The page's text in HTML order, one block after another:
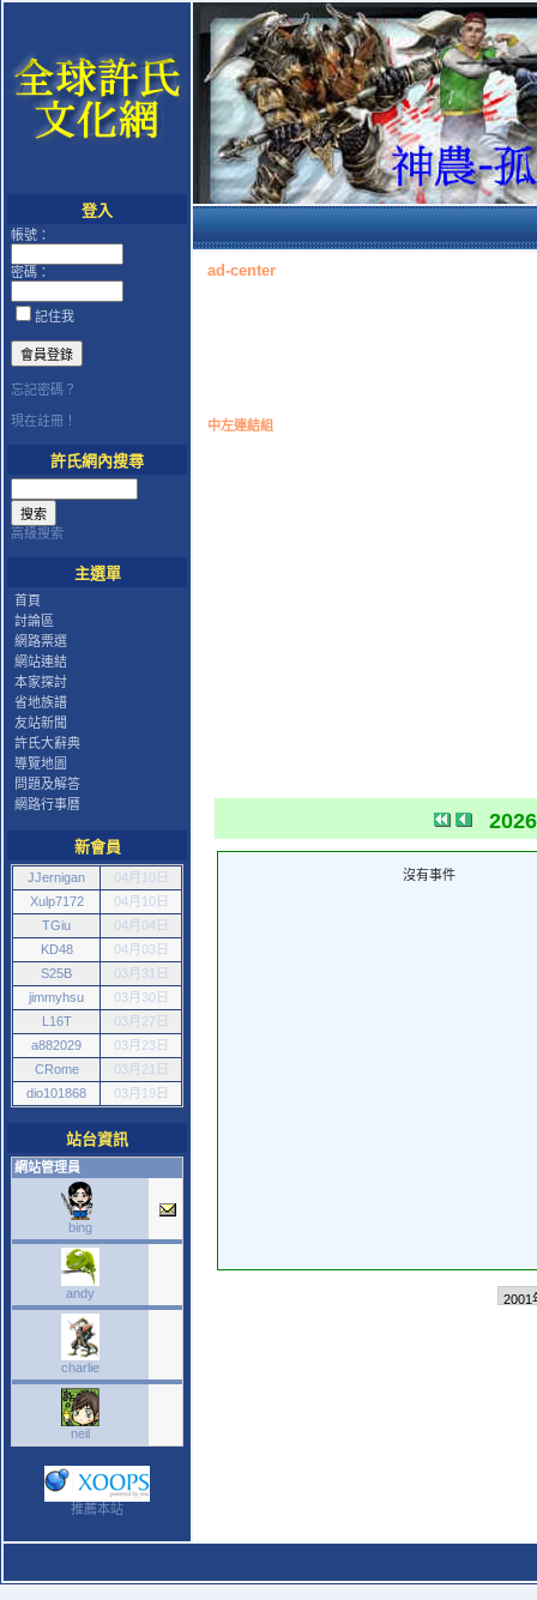
登入
帳號：
密碼：
記住我
忘記密碼？
現在註冊！
許氏網內搜尋
高級搜索
主選單
首頁
討論區
網路票選
網站連結
本家探討
省地族譜
友站新聞
許氏大辭典
導覽地圖
問題及解答
網路行事曆
新會員
JJernigan
04月10日
Xulp7172
04月10日
TGiu
04月04日
KD48
04月03日
S25B
03月31日
jimmyhsu
03月30日
L16T
03月27日
a882029
03月23日
CRome
03月21日
dio101868
03月19日
站台資訊
網站管理員
bing
andy
charlie
neil
推薦本站
ad-center
中左連結組
沒有事件